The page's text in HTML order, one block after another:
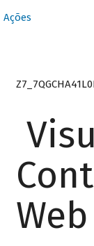
Ações
Web